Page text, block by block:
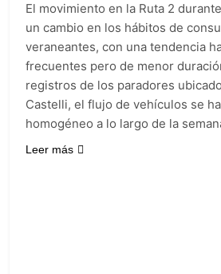
El movimiento en la Ruta 2
un cambio en los hábitos de
veraneantes, con una tendencia
frecuentes pero de menor
registros de los paradores
Castelli, el flujo de vehículos se
homogéneo a lo largo de la
Leer más